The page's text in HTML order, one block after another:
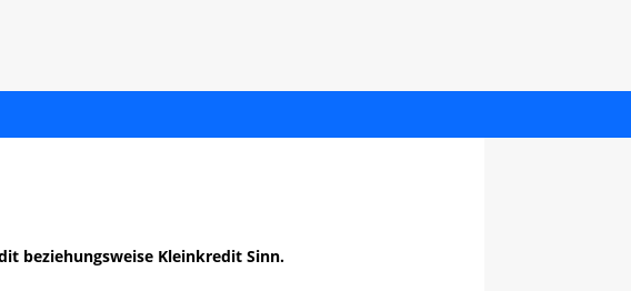
beziehungsweise Kleinkredit Sinn.